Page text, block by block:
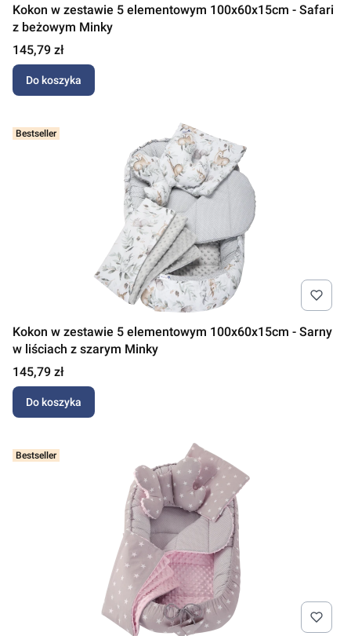
Kokon w zestawie 5 elementowym 100x60x15cm - Safari
z beżowym Minky
Cena
145,79 zł
Do koszyka
Bestseller
Kokon w zestawie 5 elementowym 100x60x15cm - Sarny
w liściach z szarym Minky
Cena
145,79 zł
Do koszyka
Bestseller